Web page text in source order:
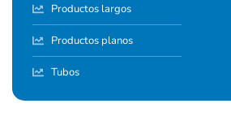
Productos largos
Productos planos
Tubos